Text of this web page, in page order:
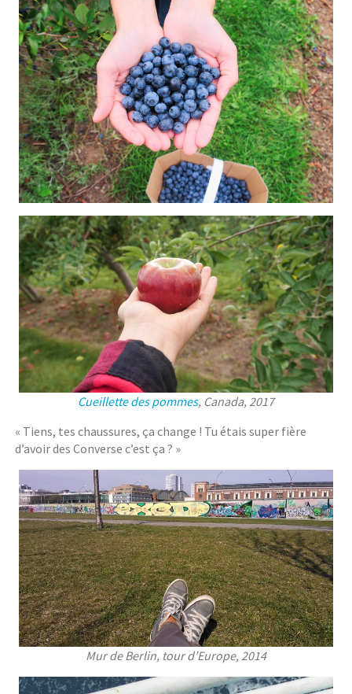
Cueillette des pommes, Canada, 2017
« Tiens, tes chaussures, ça change ! Tu étais super fière
d’avoir des Converse c’est ça ? »
Mur de Berlin, tour d’Europe, 2014